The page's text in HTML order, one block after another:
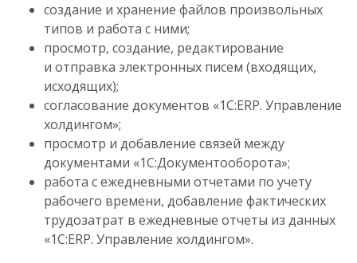
создание и хранение файлов произвольных
типов и работа с ними;
просмотр, создание, редактирование
и отправка электронных писем (входящих,
исходящих);
согласование документов «1С:ERP. Управление
холдингом»;
просмотр и добавление связей между
документами «1С:Документооборота»;
работа с ежедневными отчетами по учету
рабочего времени, добавление фактических
трудозатрат в ежедневные отчеты из данных
«1С:ERP. Управление холдингом».